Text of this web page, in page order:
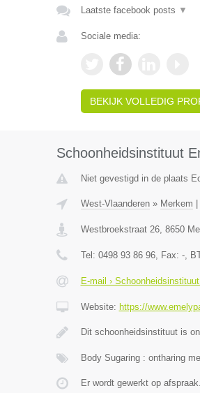
Laatste facebook posts ▼
Sociale media:
BEKIJK VOLLEDIG
Schoonheidsinstituut
Niet gevestigd in de plaats
West-Vlaanderen» Merkem
Westbroekstraat 26, 8650
Tel: 0498 93 86 96, Fax: -,
E-mail ›
Website: https://
Dit schoonheidsinstituut is
Body Sugaring : ontharing
Er wordt gewerkt op afspraak.